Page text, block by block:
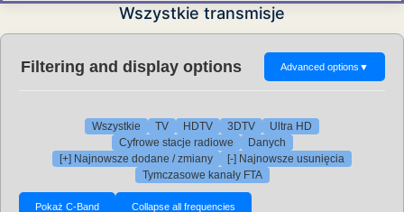
Wszystkie transmisje
Filtering and display options Advanced options ▼
Wszystkie TV HDTV 3DTV
Ultra HD
Cyfrowe stacje radiowe
Danych
[+] Najnowsze dodane / zmiany
[-] Najnowsze usunięcia
Tymczasowe kanały FTA